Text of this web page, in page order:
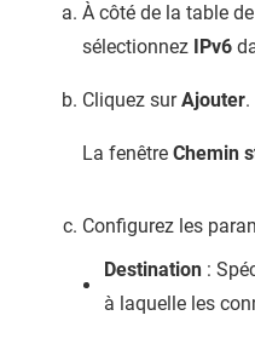
À côté de la table
sélectionnez IPv6
Cliquez surAjouter.
La fenêtre Chemin
Configurez les
Destination :
à laquelle les